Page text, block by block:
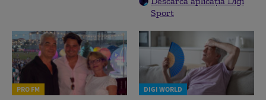
Sport
PRO FM DIGI WORLD